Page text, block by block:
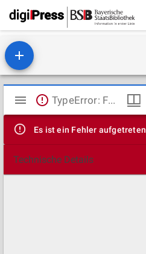
Mirador
Viewer
TypeError: Failed to fetch
Es ist ein Fehler aufgetreten
Technische Details